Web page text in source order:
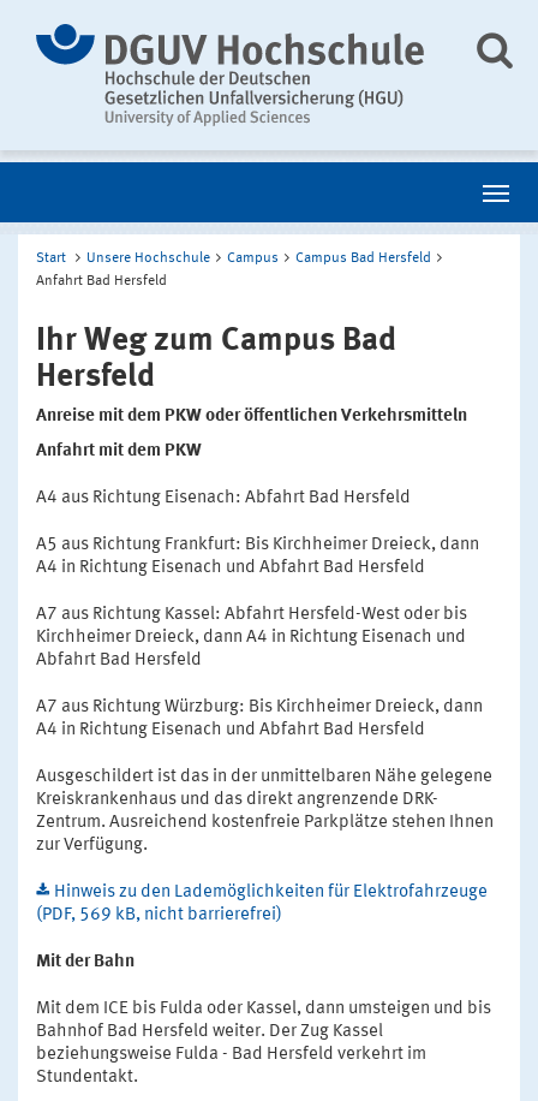
Start Unsere Hochschule Campus
Campus Bad Hersfeld
Anfahrt Bad Hersfeld
Ihr Weg zum Campus Bad
Hersfeld
Anreise mit dem PKW oder öffentlichen Verkehrsmitteln
Anfahrt mit dem PKW
A4 aus Richtung Eisenach: Abfahrt Bad Hersfeld
A5 aus Richtung Frankfurt: Bis Kirchheimer Dreieck, dann
A4 in Richtung Eisenach und Abfahrt Bad Hersfeld
A7 aus Richtung Kassel: Abfahrt Hersfeld-West oder bis
Kirchheimer Dreieck, dann A4 in Richtung Eisenach und
Abfahrt Bad Hersfeld
A7 aus Richtung Würzburg: Bis Kirchheimer Dreieck, dann
A4 in Richtung Eisenach und Abfahrt Bad Hersfeld
Ausgeschildert ist das in der unmittelbaren Nähe gelegene
Kreiskrankenhaus und das direkt angrenzende DRK-
Zentrum. Ausreichend kostenfreie Parkplätze stehen Ihnen
zur Verfügung.
Hinweis zu den Lademöglichkeiten für Elektrofahrzeuge
(PDF, 569 kB, nicht barrierefrei)
Mit der Bahn
Mit dem ICE bis Fulda oder Kassel, dann umsteigen und bis
Bahnhof Bad Hersfeld weiter. Der Zug Kassel
beziehungsweise Fulda - Bad Hersfeld verkehrt im
Stundentakt.